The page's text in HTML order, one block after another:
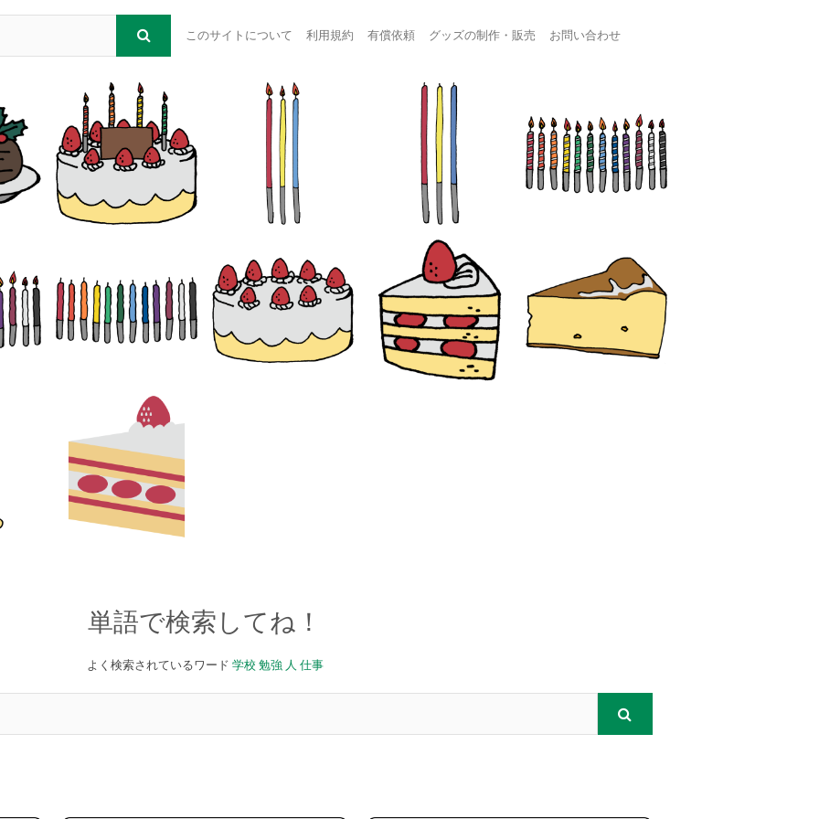
このサイトについて 利用規約 有償依頼 グッズの制作・販売 お問い合わせ
単語で検索してね！
よく検索されているワード 学校 勉強 人 仕事